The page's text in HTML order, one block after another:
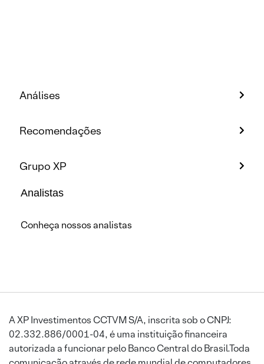
Análises
Recomendações
Grupo XP
Analistas
Conheça nossos analistas
A XP Investimentos CCTVM S/A, inscrita sob o CNPJ:
02.332.886/0001-04, é uma instituição financeira
autorizada a funcionar pelo Banco Central do Brasil.Toda